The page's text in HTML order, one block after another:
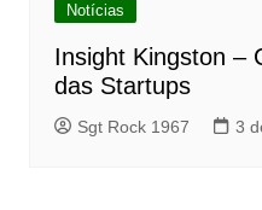
Notícias
Insight Kingston –
das Startups
Sgt Rock 1967 3